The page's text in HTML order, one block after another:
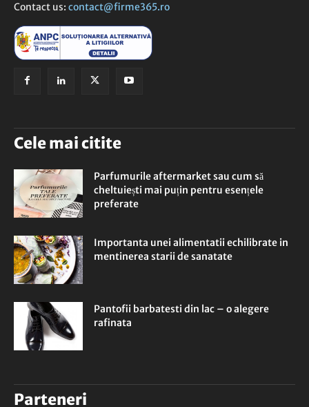
Contact us: contact@firme365.ro
Cele mai citite
Parfumurile aftermarket sau cum să
cheltuiești mai puțin pentru esențele
preferate
Importanta unei alimentatii echilibrate in
mentinerea starii de sanatate
Pantofii barbatesti din lac – o alegere
rafinata
Parteneri